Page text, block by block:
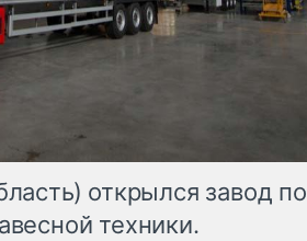
открылся завод по
техники.